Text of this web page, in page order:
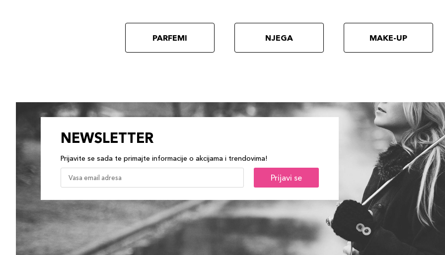
PARFEMI NJEGA MAKE-UP
NEWSLETTER
Prijavite se sada te primajte informacije o akcijama i trendovima!
Prijavi se